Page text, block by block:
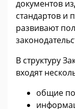
документов
стандартов и
развивают
В структуру
входят
общие